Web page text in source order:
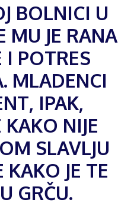
BOLNICI U
MU JE RANA
I POTRES
MLADENCI
IPAK,
NIJE
SLAVLJU
JE TE
GRČU.